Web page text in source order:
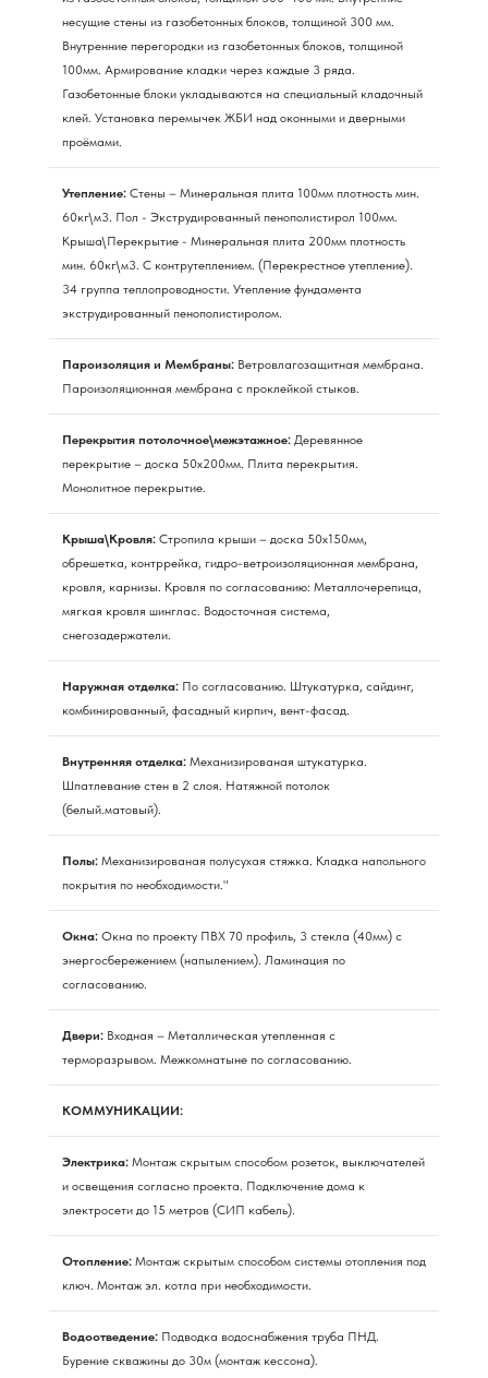
несущие стены из газобетонных блоков, толщиной 300 мм.
Внутренние перегородки из газобетонных блоков, толщиной
100мм. Армирование кладки через каждые 3 ряда.
Газобетонные блоки укладываются на специальный кладочный
клей. Установка перемычек ЖБИ над оконными и дверными
проёмами.
Утепление: Стены – Минеральная плита 100мм плотность мин.
60кг\м3. Пол - Экструдированный пенополистирол 100мм.
Крыша\Перекрытие - Минеральная плита 200мм плотность
мин. 60кг\м3. С контрутеплением. (Перекрестное утепление).
34 группа теплопроводности. Утепление фундамента
экструдированный пенополистиролом.
Пароизоляция и Мембраны: Ветровлагозащитная мембрана.
Пароизоляционная мембрана с проклейкой стыков.
Перекрытия потолочное\межэтажное: Деревянное
перекрытие – доска 50х200мм. Плита перекрытия.
Монолитное перекрытие.
Крыша\Кровля: Стропила крыши – доска 50х150мм,
обрешетка, контррейка, гидро-ветроизоляционная мембрана,
кровля, карнизы. Кровля по согласованию: Металлочерепица,
мягкая кровля шинглас. Водосточная система,
снегозадержатели.
Наружная отделка: По согласованию. Штукатурка, сайдинг,
комбинированный, фасадный кирпич, вент-фасад.
Внутренняя отделка: Механизированая штукатурка.
Шпатлевание стен в 2 слоя. Натяжной потолок
(белый.матовый).
Полы: Механизированая полусухая стяжка. Кладка напольного
покрытия по необходимости."
Окна: Окна по проекту ПВХ 70 профиль, 3 стекла (40мм) с
энергосбережением (напылением). Ламинация по
согласованию.
Двери: Входная – Металлическая утепленная с
терморазрывом. Межкомнатыне по согласованию.
КОММУНИКАЦИИ:
Электрика: Монтаж скрытым способом розеток, выключателей
и освещения согласно проекта. Подключение дома к
электросети до 15 метров (СИП кабель).
Отопление: Монтаж скрытым способом системы отопления под
ключ. Монтаж эл. котла при необходимости.
Водоотведение: Подводка водоснабжения труба ПНД.
Бурение скважины до 30м (монтаж кессона).